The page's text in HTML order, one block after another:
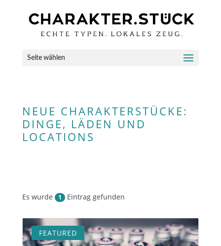
Seite wählen
NEUE CHARAKTERSTÜCKE:
DINGE, LÄDEN UND
LOCATIONS
Es wurde 1 Eintrag gefunden
FEATURED